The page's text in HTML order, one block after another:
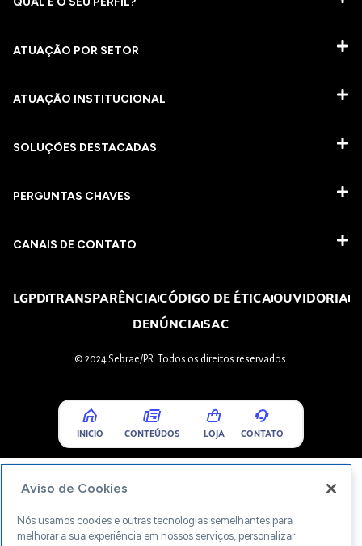
ATUAÇÃO POR SETOR
ATUAÇÃO INSTITUCIONAL
SOLUÇÕES DESTACADAS
PERGUNTAS CHAVES​
CANAIS DE CONTATO
LGPDTRANSPARÊNCIACÓDIGO DE ÉTICAOUVIDORIA
DENÚNCIASAC
© 2024 Sebrae/PR. Todos os direitos reservados.
INICIO CONTEÚDOS LOJA CONTATO
Aviso de Cookies
Nós usamos cookies e outras tecnologias semelhantes para
melhorar a sua experiência em nossos serviços, personalizar